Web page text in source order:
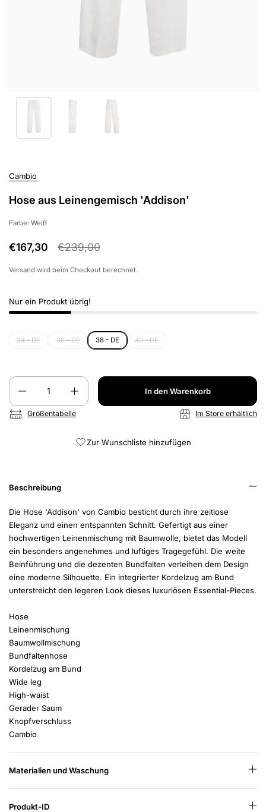
Cambio
Hose aus Leinengemisch 'Addison'
Farbe: Weiß
€167,30 €239,00
Versand wird beim Checkout berechnet.
Nur ein Produkt übrig!
34 - DE 36 - DE 38 - DE 40 - DE
Anzahl
In den Warenkorb
Größentabelle Im Store erhältlich
Zur Wunschliste hinzufügen
Beschreibung
Die Hose 'Addison' von Cambio besticht durch ihre zeitlose
Eleganz und einen entspannten Schnitt. Gefertigt aus einer
hochwertigen Leinenmischung mit Baumwolle, bietet das Modell
ein besonders angenehmes und luftiges Tragegefühl. Die weite
Beinführung und die dezenten Bundfalten verleihen dem Design
eine moderne Silhouette. Ein integrierter Kordelzug am Bund
unterstreicht den legeren Look dieses luxuriösen Essential-Pieces.
Hose
Leinenmischung
Baumwollmischung
Bundfaltenhose
Kordelzug am Bund
Wide leg
High-waist
Gerader Saum
Knopfverschluss
Cambio
Materialien und Waschung
Produkt-ID